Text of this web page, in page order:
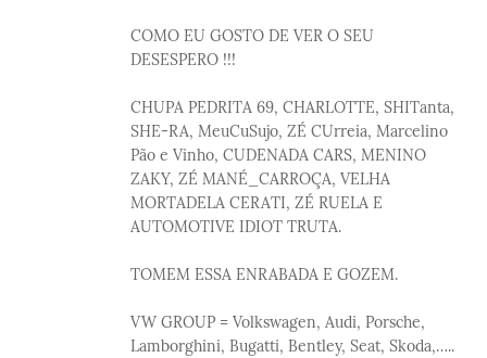
COMO EU GOSTO DE VER O SEU
DESESPERO !!!
CHUPA PEDRITA 69, CHARLOTTE, SHITanta,
SHE-RA, MeuCuSujo, ZÉ CUrreia, Marcelino
Pão e Vinho, CUDENADA CARS, MENINO
ZAKY, ZÉ MANÉ_CARROÇA, VELHA
MORTADELA CERATI, ZÉ RUELA E
AUTOMOTIVE IDIOT TRUTA.
TOMEM ESSA ENRABADA E GOZEM.
VW GROUP = Volkswagen, Audi, Porsche,
Lamborghini, Bugatti, Bentley, Seat, Skoda,…..